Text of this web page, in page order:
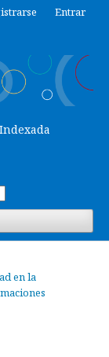
Indexada
Entrar
en la